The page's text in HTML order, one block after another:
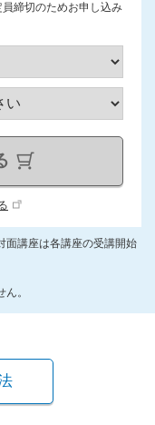
締切のためお申し込み
面講座は各講座の受講開始
。